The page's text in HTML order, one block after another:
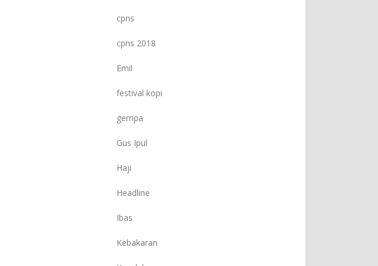
cpns
cpns 2018
Emil
festival kopi
gempa
Gus Ipul
Haji
Headline
Ibas
Kebakaran